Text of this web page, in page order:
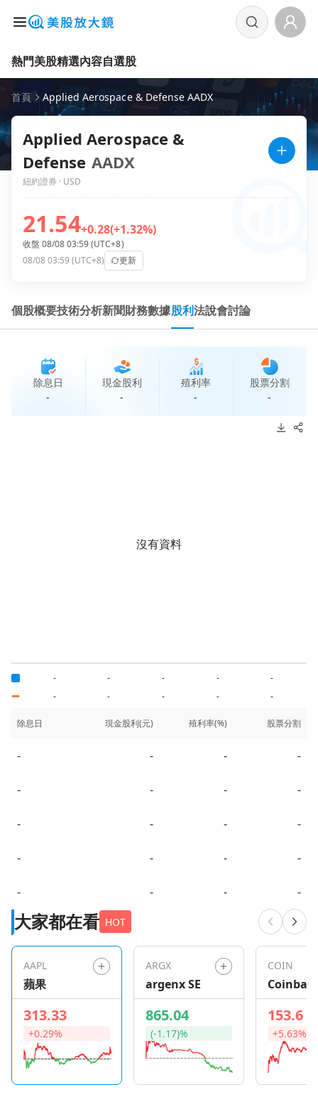
熱門美股精選內容自選股
首頁 Applied Aerospace & Defense AADX
Applied Aerospace &
Defense AADX
紐約證券 · USD
21.54+0.28(+1.32%)
收盤 08/08 03:59 (UTC+8)
08/08 03:59 (UTC+8)
更新
個股概要技術分析新聞財務數據股利法說會討論
除息日
-
現金股利
-
殖利率
-
股票分割
-
沒有資料
- - - -
-
-
- - - -
除息日 現金股利(元) 殖利率(%) 股票分割
- - - -
- - - -
- - - -
- - - -
- - - -
大家都在看 HOT
AAPL
蘋果
313.33
+0.29%
ARGX
argenx SE
865.04
(-1.17)%
COIN
Global
153.6
+5.63%